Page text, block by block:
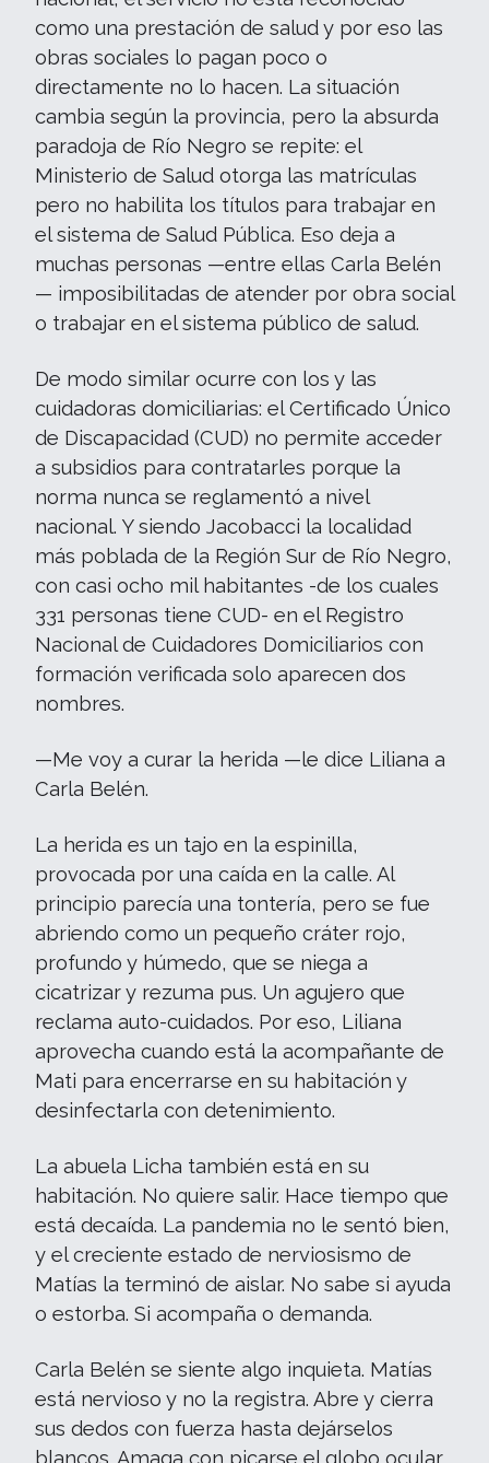
como una prestación de salud y por eso las
obras sociales lo pagan poco o
directamente no lo hacen. La situación
cambia según la provincia, pero la absurda
paradoja de Río Negro se repite: el
Ministerio de Salud otorga las matrículas
pero no habilita los títulos para trabajar en
el sistema de Salud Pública. Eso deja a
muchas personas —entre ellas Carla Belén
— imposibilitadas de atender por obra social
o trabajar en el sistema público de salud.
De modo similar ocurre con los y las
cuidadoras domiciliarias: el Certificado Único
de Discapacidad (CUD) no permite acceder
a subsidios para contratarles porque la
norma nunca se reglamentó a nivel
nacional. Y siendo Jacobacci la localidad
más poblada de la Región Sur de Río Negro,
con casi ocho mil habitantes -de los cuales
331 personas tiene CUD- en el Registro
Nacional de Cuidadores Domiciliarios con
formación verificada solo aparecen dos
nombres.
—Me voy a curar la herida —le dice Liliana a
Carla Belén.
La herida es un tajo en la espinilla,
provocada por una caída en la calle. Al
principio parecía una tontería, pero se fue
abriendo como un pequeño cráter rojo,
profundo y húmedo, que se niega a
cicatrizar y rezuma pus. Un agujero que
reclama auto-cuidados. Por eso, Liliana
aprovecha cuando está la acompañante de
Mati para encerrarse en su habitación y
desinfectarla con detenimiento.
La abuela Licha también está en su
habitación. No quiere salir. Hace tiempo que
está decaída. La pandemia no le sentó bien,
y el creciente estado de nerviosismo de
Matías la terminó de aislar. No sabe si ayuda
o estorba. Si acompaña o demanda.
Carla Belén se siente algo inquieta. Matías
está nervioso y no la registra. Abre y cierra
sus dedos con fuerza hasta dejárselos
blancos. Amaga con picarse el globo ocular